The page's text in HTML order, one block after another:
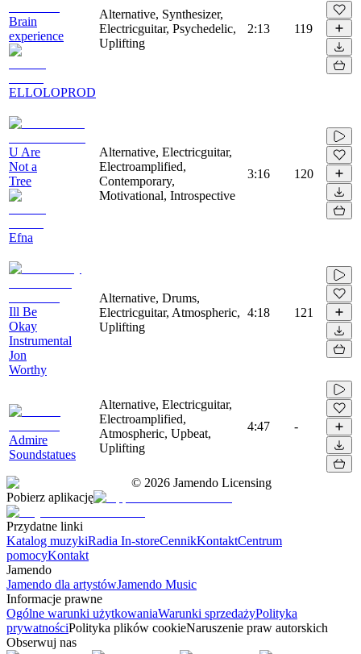
Brain
experience
ELLOLOPROD
Alternative, Synthesizer,
Electricguitar, Psychedelic,
Uplifting
2:13 119
U Are
Not a
Tree
Efna
Alternative, Electricguitar,
Electroamplified,
Contemporary,
Motivational, Introspective
3:16 120
Ill Be
Okay
Instrumental
Jon
Worthy
Alternative, Drums,
Electricguitar, Atmospheric,
Uplifting
4:18 121
Admire
Soundstatues
Alternative, Electricguitar,
Electroamplified,
Atmospheric, Upbeat,
Uplifting
4:47 -
© 2026 Jamendo Licensing
Pobierz aplikację
Przydatne linki
Katalog muzykiRadia In-storeCennikKontaktCentrum
pomocyKontakt
Jamendo
Jamendo dla artystówJamendo Music
Informacje prawne
Ogólne warunki użytkowaniaWarunki sprzedażyPolityka
prywatnościPolityka plików cookieNaruszenie praw autorskich
Obserwuj nas